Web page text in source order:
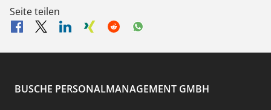
Seite teilen
BUSCHE PERSONALMANAGEMENT GMBH